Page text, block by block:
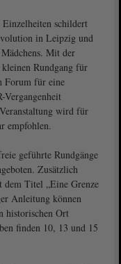
schildert
in Leipzig und
Mit der
Rundgang für
Forum für eine
Vergangenheit
wird für
empfohlen.
geführte Rundgänge
Zusätzlich
Titel „Eine Grenze
Anleitung können
historischen Ort
finden 10, 13 und 15